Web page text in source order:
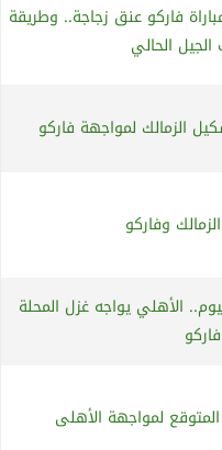
فاركو عنق زجاجة.. وطريقة
الحالي
الزمالك لمواجهة فاركو
وفاركو
الأهلي يواجه غزل المحلة
لمواجهة الأهلى